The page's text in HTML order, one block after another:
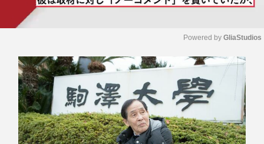
M
Powered by GliaStudios